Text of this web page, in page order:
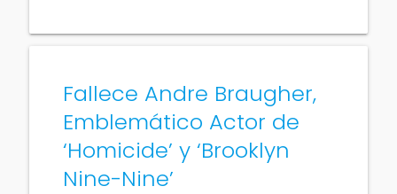
Fallece Andre Braugher,
Emblemático Actor de
‘Homicide’ y ‘Brooklyn
Nine-Nine’